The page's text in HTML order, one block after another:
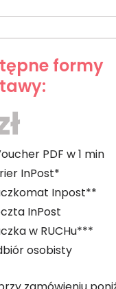
formy
PDF w 1 min
InPost*
Inpost**
InPost
w RUCHu***
osobisty